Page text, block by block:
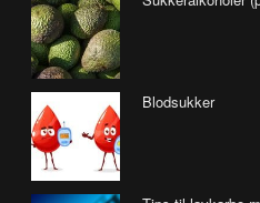
Blodsukker